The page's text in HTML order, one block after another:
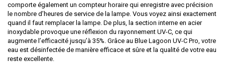
comporte également un compteur horaire qui enregistre avec précision
le nombre d’heures de service de la lampe. Vous voyez ainsi exactement
quand il faut remplacer la lampe. De plus, la section interne en acier
inoxydable provoque une réflexion du rayonnement UV-C, ce qui
augmente l’efficacité jusqu’à 35%. Grâce au Blue Lagoon UV-C Pro, votre
eau est désinfectée de manière efficace et sûre et la qualité de votre eau
reste excellente.